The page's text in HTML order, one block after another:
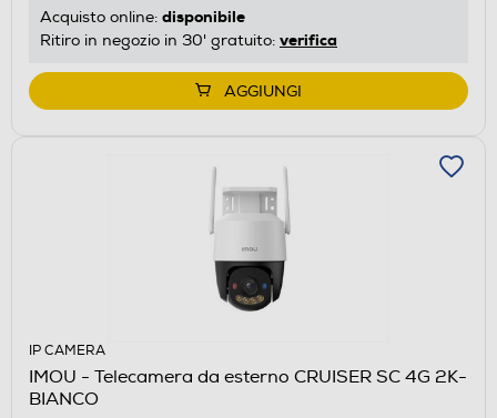
Acquisto online: disponibile
Ritiro in negozio in 30' gratuito: verifica
AGGIUNGI
IP CAMERA
IMOU - Telecamera da esterno CRUISER SC 4G 2K-
BIANCO